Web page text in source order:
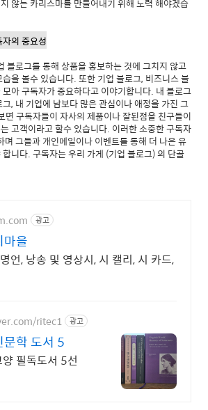
않는 카리스마를 만들어내기 위해 노력 해야겠습
의 중요성
블로그를 통해 상품을 홍보하는 것에 그치지 않고
을 볼수 있습니다. 또한 기업 블로그, 비즈니스 블
아 구독자가 중요하다고 이야기합니다. 내 블로그
, 내 기업에 남보다 많은 관심이나 애정을 가진 그
면 구독자들이 자사의 제품이나 잘된점을 친구들이
고객이라고 할수 있습니다. 이러한 소중한 구독자
며 그들과 개인메일이나 이벤트를 통해 더 나은 유
니다. 구독자는 우리 가게 (기업 블로그) 의 단골
광고
세상 시마을
언, 낭송 및 영상시, 시 캘리, 시 카드,
ritec1 광고
문학 도서 5
2026년 인문 교양 필독도서 5선